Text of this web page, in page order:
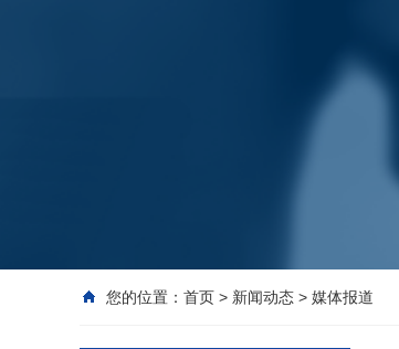
您的位置： 首页 > 新闻动态 > 媒体报道